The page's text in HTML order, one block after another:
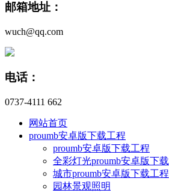
邮箱地址：
wuch@qq.com
电话：
0737-4111 662
网站首页
proumb安卓版下载工程
proumb安卓版下载工程
全彩灯光proumb安卓版下载
城市proumb安卓版下载工程
园林景观照明